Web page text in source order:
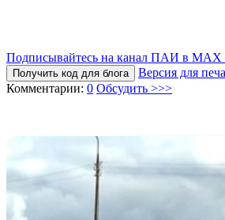
Подписывайтесь на канал ПАИ в MAХ
Получить код для блога
Версия для
Комментарии: 0 Обсудить >>>